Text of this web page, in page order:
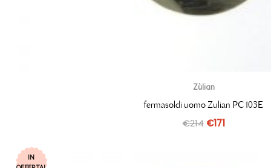
Zùlian
fermasoldi uomo Zulian PC103E
€214 €171
IN